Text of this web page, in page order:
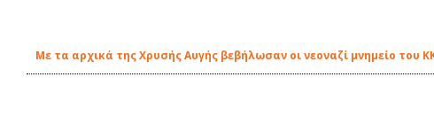
Με τα αρχικά της Χρυσής Αυγής βεβήλωσαν οι νεοναζί μνημείο του